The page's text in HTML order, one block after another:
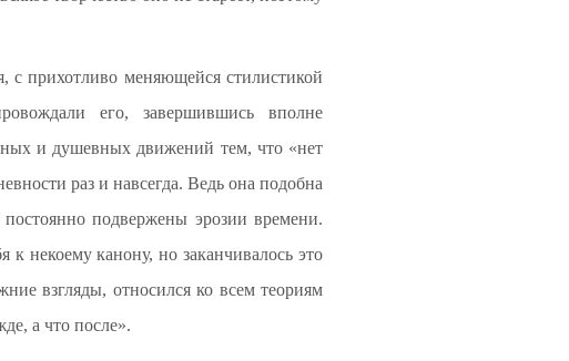
с прихотливо меняющейся стилистикой
его, завершившись вполне
и душевных движений тем, что «нет
раз и навсегда. Ведь она подобна
постоянно подвержены эрозии времени.
некоему канону, но заканчивалось это
взгляды, относился ко всем теориям
а что после».